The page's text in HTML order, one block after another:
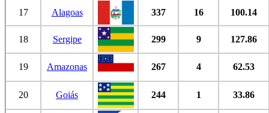
17 Alagoas 337 16 100.14
18 Sergipe 299 9 127.86
19 Amazonas 267 4 62.53
20 Goiás 244 1 33.86